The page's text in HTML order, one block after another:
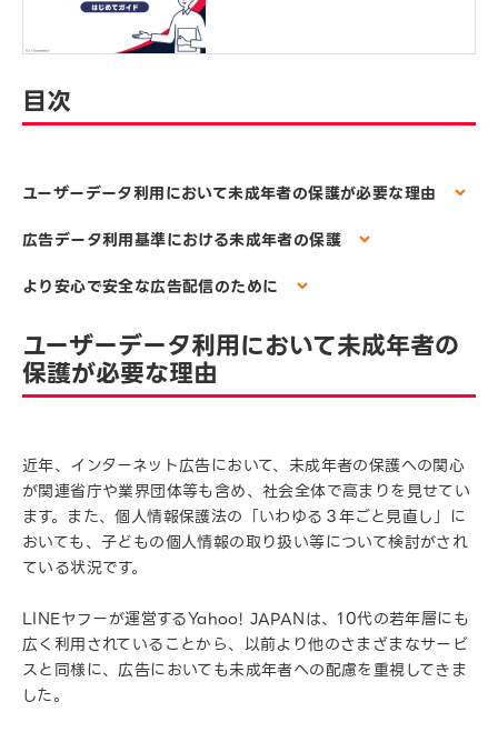
目次
ユーザーデータ利用において未成年者の保護が必要な理由
広告データ利用基準における未成年者の保護
より安心で安全な広告配信のために
ユーザーデータ利用において未成年者の
保護が必要な理由
近年、インターネット広告において、未成年者の保護への関心
が関連省庁や業界団体等も含め、社会全体で高まりを見せてい
ます。また、個人情報保護法の「いわゆる３年ごと見直し」に
おいても、子どもの個人情報の取り扱い等について検討がされ
ている状況です。
LINEヤフーが運営するYahoo! JAPANは、10代の若年層にも
広く利用されていることから、以前より他のさまざまなサービ
スと同様に、広告においても未成年者への配慮を重視してきま
した。